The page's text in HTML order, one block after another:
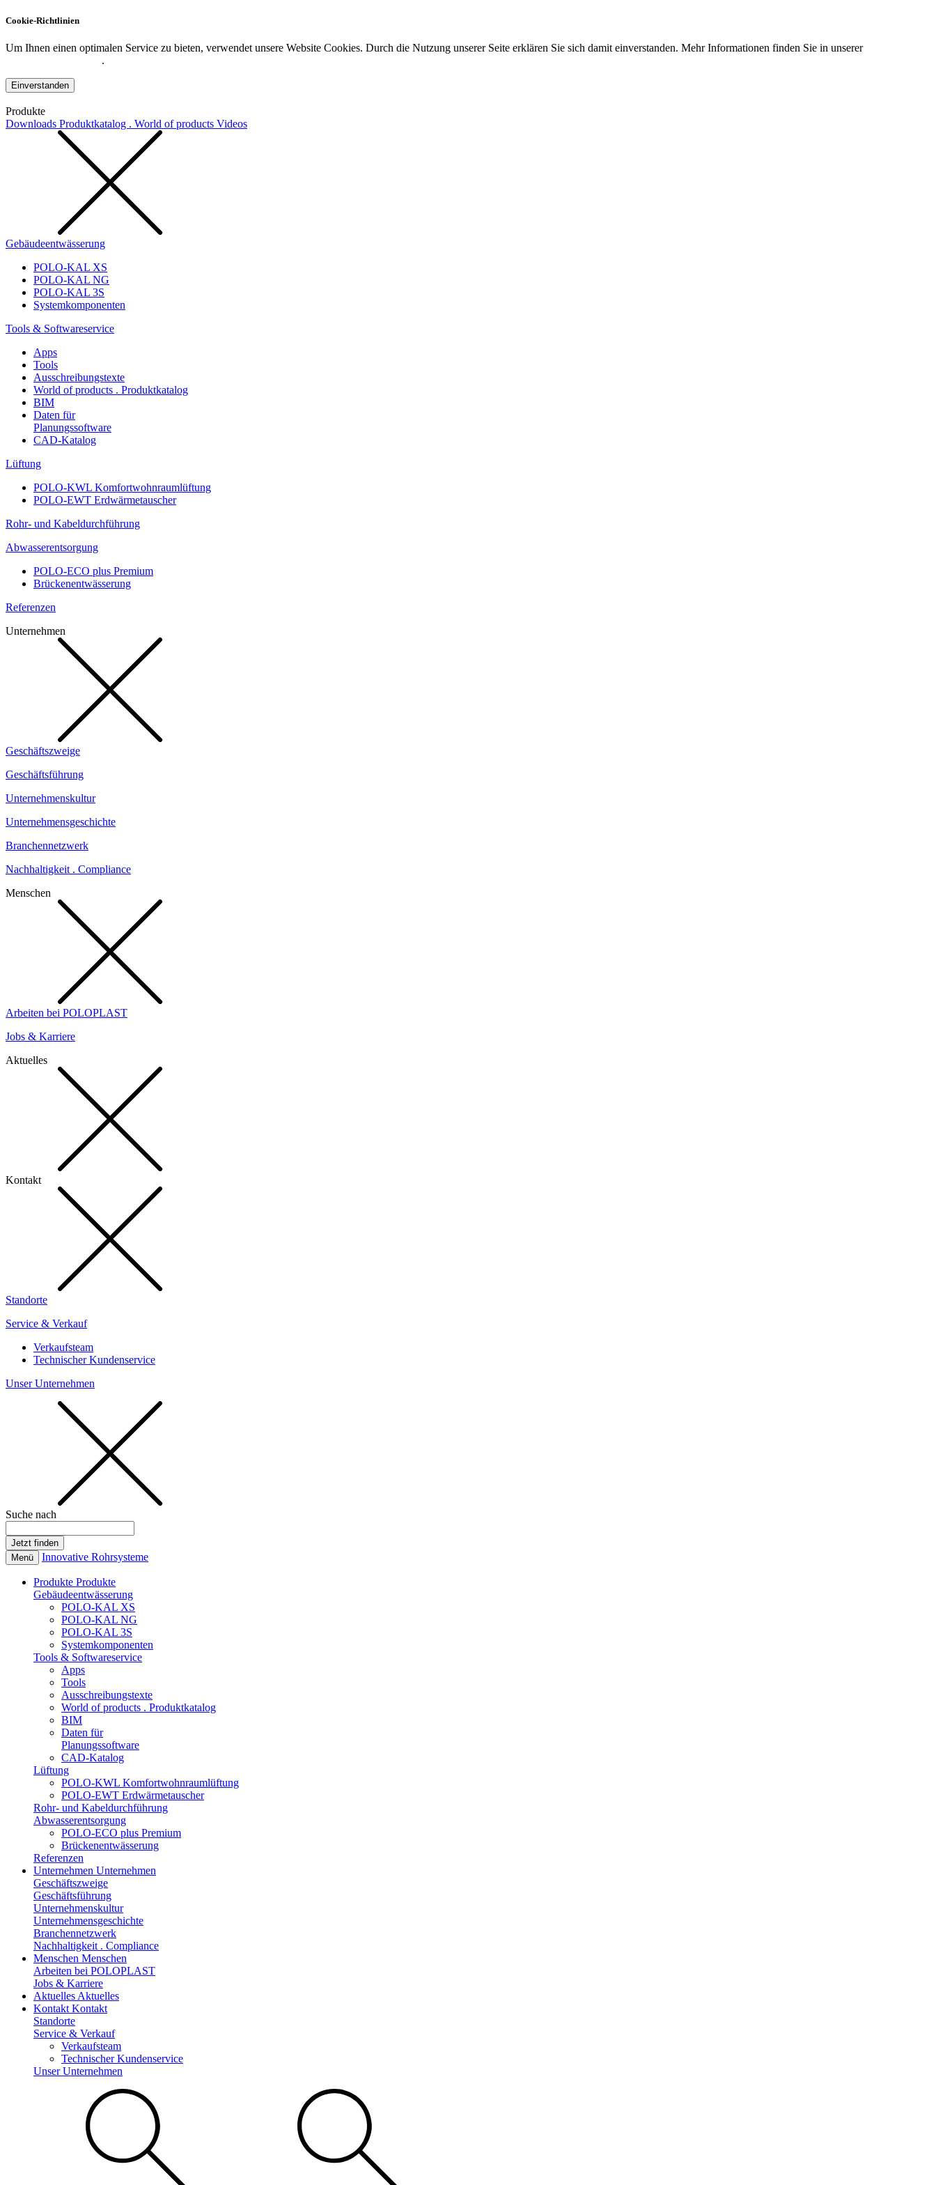
Cookie-Richtlinien
Um Ihnen einen optimalen Service zu bieten, verwendet unsere Website Cookies. Durch die Nutzung unserer Seite erklären Sie sich damit einverstanden. Mehr Informationen finden Sie in unserer
.
Einverstanden
Produkte
Downloads Produktkatalog . World of products Videos
Gebäudeentwässerung
POLO-KAL XS
POLO-KAL NG
POLO-KAL 3S
Systemkomponenten
Tools & Softwareservice
Apps
Tools
Ausschreibungstexte
World of products . Produktkatalog
BIM
Daten für
Planungssoftware
CAD-Katalog
Lüftung
POLO-KWL Komfortwohnraumlüftung
POLO-EWT Erdwärmetauscher
Rohr- und Kabeldurchführung
Abwasserentsorgung
POLO-ECO plus Premium
Brückenentwässerung
Referenzen
Unternehmen
Geschäftszweige
Geschäftsführung
Unternehmenskultur
Unternehmensgeschichte
Branchennetzwerk
Nachhaltigkeit . Compliance
Menschen
Arbeiten bei POLOPLAST
Jobs & Karriere
Aktuelles
Kontakt
Standorte
Service & Verkauf
Verkaufsteam
Technischer Kundenservice
Unser Unternehmen
Suche nach
Menü Innovative Rohrsysteme
Produkte Produkte
Gebäudeentwässerung
POLO-KAL XS
POLO-KAL NG
POLO-KAL 3S
Systemkomponenten
Tools & Softwareservice
Apps
Tools
Ausschreibungstexte
World of products . Produktkatalog
BIM
Daten für
Planungssoftware
CAD-Katalog
Lüftung
POLO-KWL Komfortwohnraumlüftung
POLO-EWT Erdwärmetauscher
Rohr- und Kabeldurchführung
Abwasserentsorgung
POLO-ECO plus Premium
Brückenentwässerung
Referenzen
Unternehmen Unternehmen
Geschäftszweige
Geschäftsführung
Unternehmenskultur
Unternehmensgeschichte
Branchennetzwerk
Nachhaltigkeit . Compliance
Menschen Menschen
Arbeiten bei POLOPLAST
Jobs & Karriere
Aktuelles Aktuelles
Kontakt Kontakt
Standorte
Service & Verkauf
Verkaufsteam
Technischer Kundenservice
Unser Unternehmen